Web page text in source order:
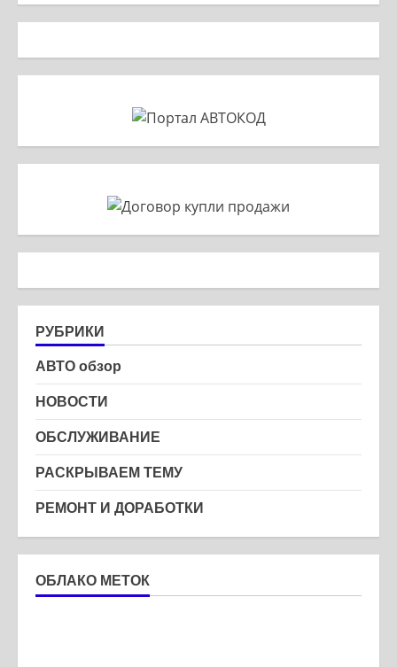
2027
года
РУБРИКИ
АВТО обзор
НОВОСТИ
ОБСЛУЖИВАНИЕ
РАСКРЫВАЕМ ТЕМУ
РЕМОНТ И ДОРАБОТКИ
ОБЛАКО МЕТОК